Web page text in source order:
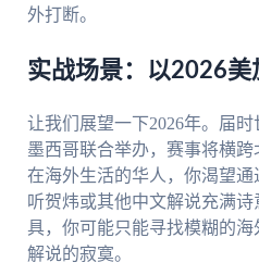
外打断。
实战场景：以2026美
让我们展望一下2026年。届
墨西哥联合举办，赛事将横
在海外生活的华人，你渴望
听贺炜或其他中文解说充满
具，你可能只能寻找模糊的
解说的寂寞。